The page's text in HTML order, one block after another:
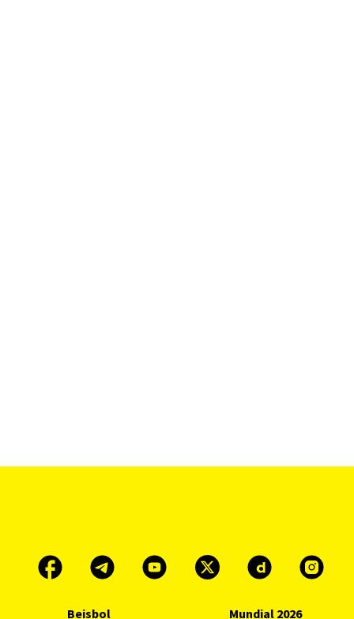
Beisbol Mundial 2026